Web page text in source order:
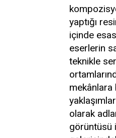
yaptığı
içinde
eserlerin
teknikle
mekânlara
olarak
görüntüsü